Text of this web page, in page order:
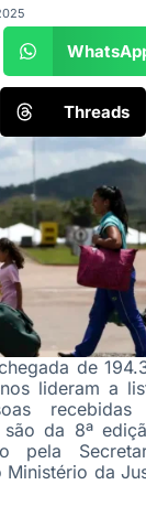
Threads
de
lideram a
recebidas
da 8ª
pela
da